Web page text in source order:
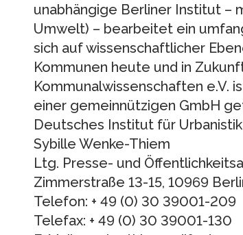
unabhängige Berliner Institut –
Umwelt) – bearbeitet ein
sich auf wissenschaftlicher
Kommunen heute und in
Kommunalwissenschaften e.V.
einer gemeinnützigen GmbH
Deutsches Institut für
Sybille Wenke-Thiem
Ltg. Presse- und
Zimmerstraße 13-15, 10969
Telefon: + 49 (0) 30 39001-209
Telefax: + 49 (0) 30 39001-130